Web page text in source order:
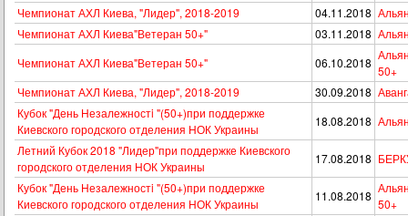
Чемпионат АХЛ Киева, "Лидер", 2018-2019
04.11.2018
Чемпионат АХЛ Киева"Ветеран 50+"
03.11.2018
Чемпионат АХЛ Киева"Ветеран 50+"
06.10.2018
50+
Чемпионат АХЛ Киева, "Лидер", 2018-2019
30.09.2018
Кубок "День Незалежностi "(50+)при поддержке
Киевского городского отделения НОК Украины
18.08.2018
Летний Кубок 2018 "Лидер"при поддержке Киевского
городского отделения НОК Украины
17.08.2018
Кубок "День Незалежностi "(50+)при поддержке
Киевского городского отделения НОК Украины
11.08.2018
50+